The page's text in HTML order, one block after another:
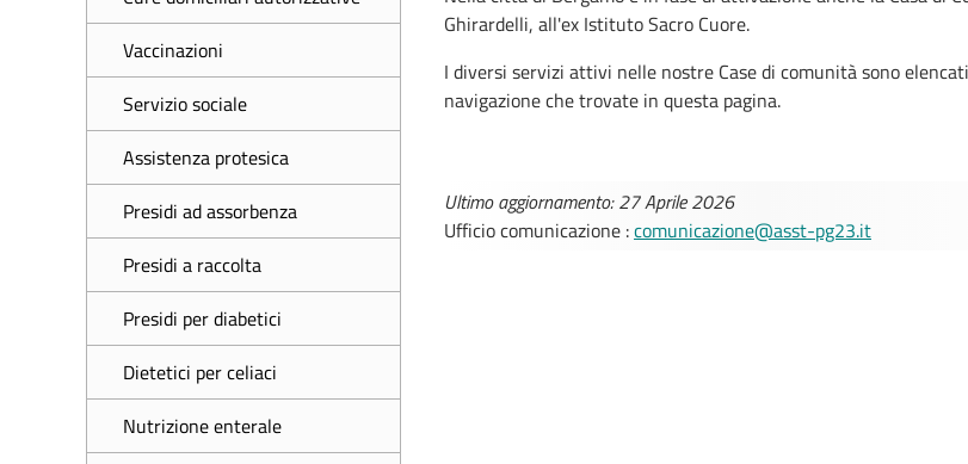
Ghirardelli, all'ex Istituto Sacro Cuore.
I diversi servizi attivi nelle nostre Case di comunità sono
navigazione che trovate in questa pagina.
Ultimo aggiornamento: 27 Aprile 2026
Ufficio comunicazione :comunicazione@asst-pg23.it
Vaccinazioni
Servizio sociale
Assistenza protesica
Presidi ad assorbenza
Presidi a raccolta
Presidi per diabetici
Dietetici per celiaci
Nutrizione enterale